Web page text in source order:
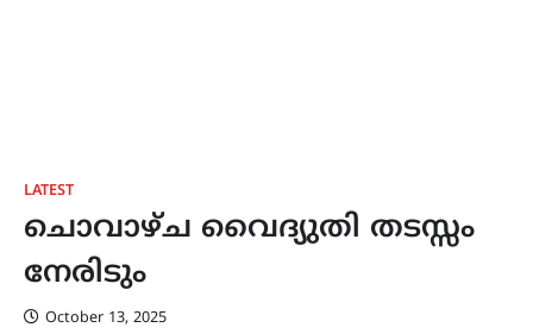
LATEST
ചൊവാഴ്ച വൈദ്യുതി തടസ്സം
നേരിടും
October 13, 2025